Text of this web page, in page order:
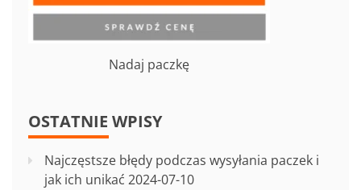
Nadaj paczkę
OSTATNIE WPISY
Najczęstsze błędy podczas wysyłania paczek i
jak ich unikać 2024-07-10